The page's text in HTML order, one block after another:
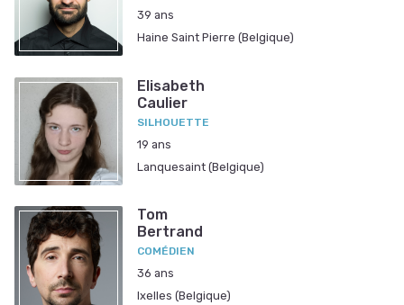
39 ans
Haine Saint Pierre (Belgique)
Elisabeth
Caulier
SILHOUETTE
19 ans
Lanquesaint (Belgique)
Tom
Bertrand
COMÉDIEN
36 ans
Ixelles (Belgique)